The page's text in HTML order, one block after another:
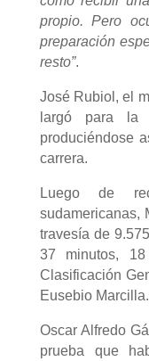
propio. Pero
preparación
resto”.
José Rubiol, el
largó para la
produciéndose
carrera.
Luego de
sudamericanas,
travesía de
37 minutos,
Clasificación
Eusebio Marcilla.
Oscar Alfredo
prueba que